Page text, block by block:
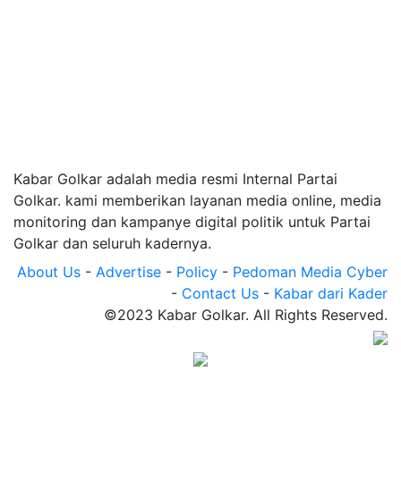
Kabar Golkar adalah media resmi Internal Partai
Golkar. kami memberikan layanan media online, media
monitoring dan kampanye digital politik untuk Partai
Golkar dan seluruh kadernya.
About Us - Advertise - Policy - Pedoman Media Cyber
- Contact Us - Kabar dari Kader
©2023 Kabar Golkar. All Rights Reserved.